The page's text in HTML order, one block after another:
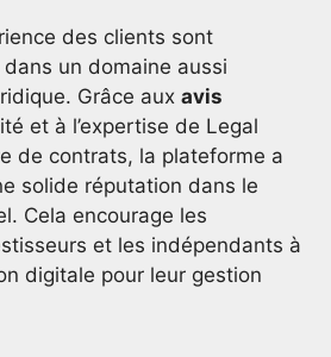
des clients sont
un domaine aussi
Grâce aux avis
et à l’expertise de Legal
de contrats, la plateforme a
solide réputation dans le
Cela encourage les
et les indépendants à
digitale pour leur gestion